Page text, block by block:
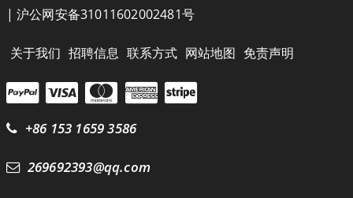
| 沪公网安备31011602002481号
关于我们 招聘信息 联系方式 网站地图 免责声明
+86 153 1659 3586
269692393@qq.com